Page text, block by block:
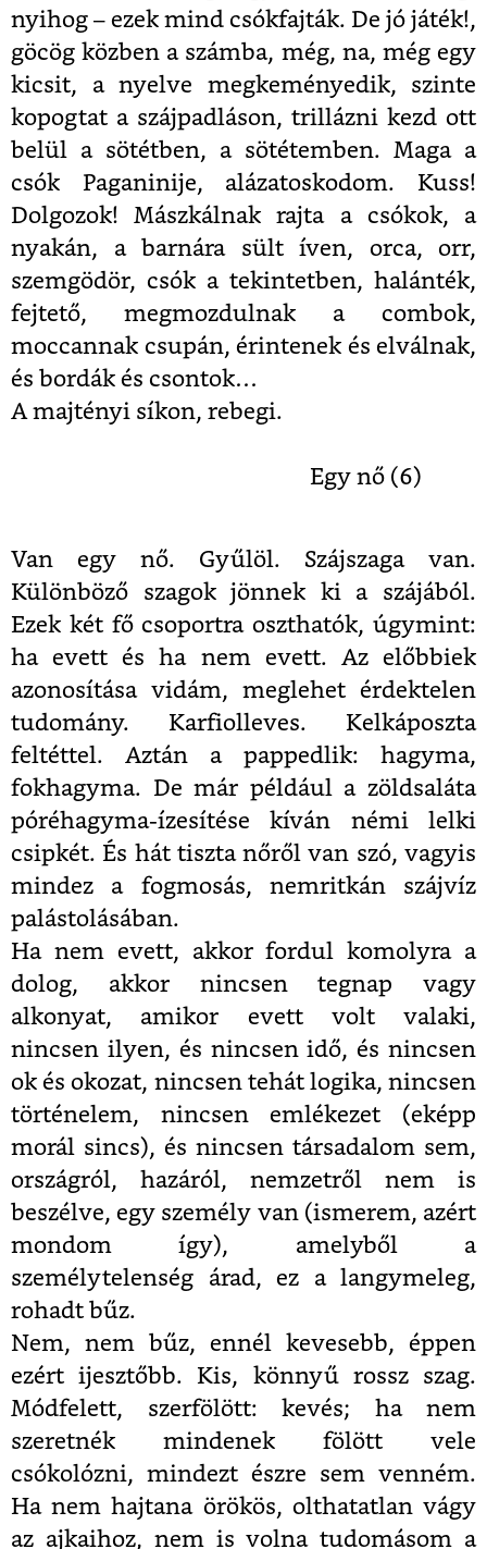
nyihog – ezek mind csókfajták. De jó játék!,
göcög közben a számba, még, na, még egy
kicsit, a nyelve megkeményedik, szinte
kopogtat a szájpadláson, trillázni kezd ott
belül a sötétben, a sötétemben. Maga a
csók Paganinije, alázatoskodom. Kuss!
Dolgozok! Mászkálnak rajta a csókok, a
nyakán, a barnára sült íven, orca, orr,
szemgödör, csók a tekintetben, halánték,
fejtető, megmozdulnak a combok,
moccannak csupán, érintenek és elválnak,
és bordák és csontok…
A majtényi síkon, rebegi.
Egy nő (6)
Van egy nő. Gyűlöl. Szájszaga van.
Különböző szagok jönnek ki a szájából.
Ezek két fő csoportra oszthatók, úgymint:
ha evett és ha nem evett. Az előbbiek
azonosítása vidám, meglehet érdektelen
tudomány. Karfiolleves. Kelkáposzta
feltéttel. Aztán a pappedlik: hagyma,
fokhagyma. De már például a zöldsaláta
póréhagyma-ízesítése kíván némi lelki
csipkét. És hát tiszta nőről van szó, vagyis
mindez a fogmosás, nemritkán szájvíz
palástolásában.
Ha nem evett, akkor fordul komolyra a
dolog, akkor nincsen tegnap vagy
alkonyat, amikor evett volt valaki,
nincsen ilyen, és nincsen idő, és nincsen
ok és okozat, nincsen tehát logika, nincsen
történelem, nincsen emlékezet (eképp
morál sincs), és nincsen társadalom sem,
országról, hazáról, nemzetről nem is
beszélve, egy személy van (ismerem, azért
mondom így), amelyből a
személytelenség árad, ez a langymeleg,
rohadt bűz.
Nem, nem bűz, ennél kevesebb, éppen
ezért ijesztőbb. Kis, könnyű rossz szag.
Módfelett, szerfölött: kevés; ha nem
szeretnék mindenek fölött vele
csókolózni, mindezt észre sem venném.
Ha nem hajtana örökös, olthatatlan vágy
az ajkaihoz, nem is volna tudomásom a